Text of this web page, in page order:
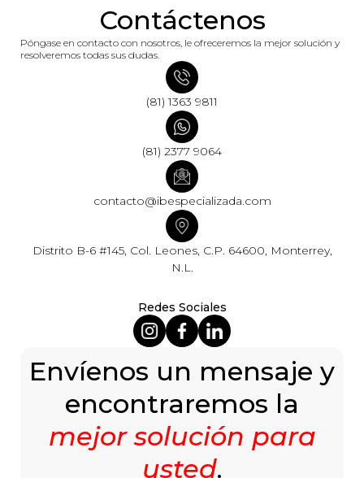
Contáctenos
Póngase en contacto con nosotros, le ofreceremos la mejor solución y
resolveremos todas sus dudas.
(81) 1363 9811
(81) 2377 9064
contacto@ibespecializada.com
Distrito B-6 #145, Col. Leones, C.P. 64600, Monterrey,
N.L.
Redes Sociales
Envíenos un mensaje y
encontraremos la
mejor solución para
usted.